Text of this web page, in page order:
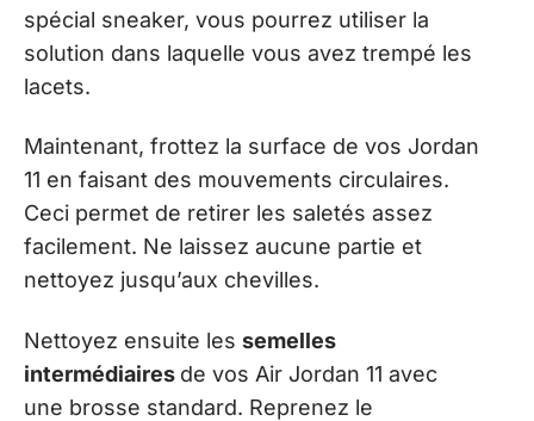
spécial sneaker, vous pourrez utiliser la
solution dans laquelle vous avez trempé les
lacets.
Maintenant, frottez la surface de vos Jordan
11 en faisant des mouvements circulaires.
Ceci permet de retirer les saletés assez
facilement. Ne laissez aucune partie et
nettoyez jusqu’aux chevilles.
Nettoyez ensuite les semelles
intermédiaires de vos Air Jordan 11 avec
une brosse standard. Reprenez le